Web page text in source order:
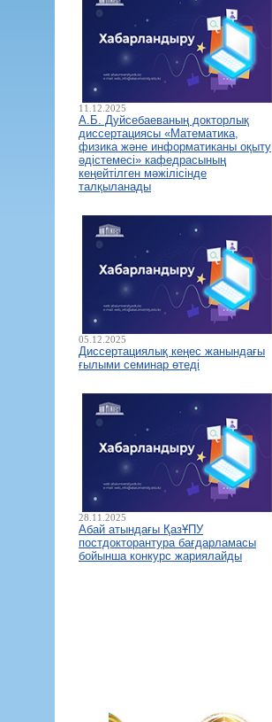
11.12.2025
А.Б. Дуйсебаеваның докторлық
диссертациясы «Математика,
физика және информатиканы оқыту
әдістемесі» кафедрасының
кеңейтілген мәжілісінде
талқыланады
05.12.2025
Диссертациялық кеңес жанындағы
ғылыми семинар өтеді
28.11.2025
Абай атындағы ҚазҰПУ
постдокторантура бағдарламасы
бойынша конкурс жариялайды